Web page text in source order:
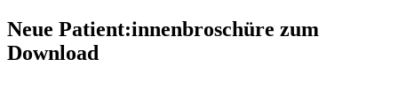
Neue Patient:innenbroschüre zum
Download